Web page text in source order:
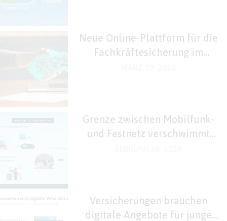
Neue Online-Plattform für die
Fachkräftesicherung im
Grenze zwischen Mobilfunk-
und Festnetz verschwimmt
Versicherungen brauchen
digitale Angebote für junge